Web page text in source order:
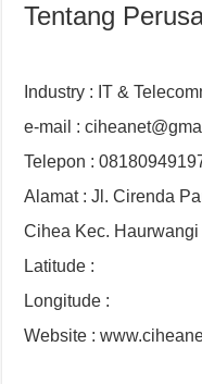
Tentang
Industry : IT &
e-mail :
Telepon :
Alamat : Jl. Cirenda
Cihea Kec. Haurwangi
Latitude :
Longitude :
Website :